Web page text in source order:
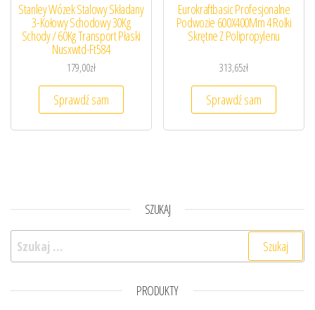
Stanley Wózek Stalowy Składany
3-Kołowy Schodowy 30Kg
Schody / 60Kg Transport Płaski
Nusxwtd-Ft584
179,00zł
Sprawdź sam
Eurokraftbasic Profesjonalne
Podwozie 600X400Mm 4 Rolki
Skrętne Z Polipropylenu
313,65zł
Sprawdź sam
SZUKAJ
Szukaj:
PRODUKTY